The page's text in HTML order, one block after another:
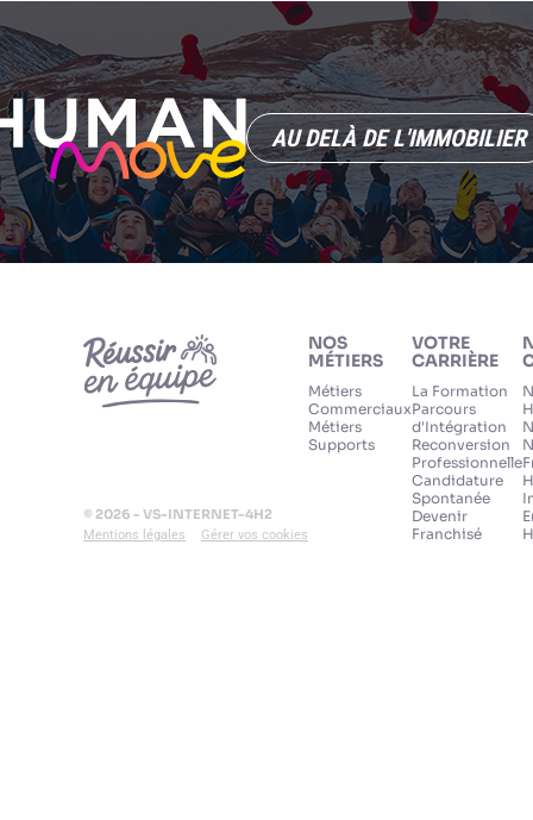
AU DELÀ DE L'IMMOBILIER
© 2026 - VS-INTERNET-4H2
Mentions légales Gérer vos cookies
NOS
MÉTIERS
Métiers
Commerciaux
Métiers
Supports
VOTRE
CARRIÈRE
La Formation
Parcours
d'Intégration
Reconversion
Professionnelle
Candidature
Spontanée
Devenir
Franchisé